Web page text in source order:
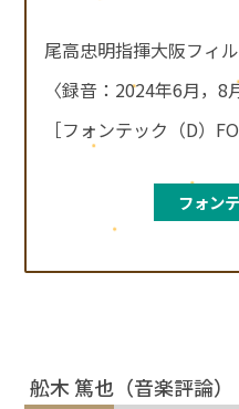
尾高忠明指揮大阪フィ
〈録音：2024年6月，8
［フォンテック（D）
フォン
舩木 篤也（音楽評論）